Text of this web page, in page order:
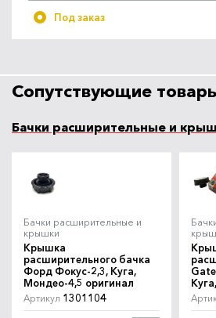
Под заказ
Сопутствующие
Бачки расширительные и
Бачки расширительные и
крышки
Крышка
расширительного бачка
Форд Фокус-2,3, Куга,
Мондео-4,5 оригинал
Артикул 1301104